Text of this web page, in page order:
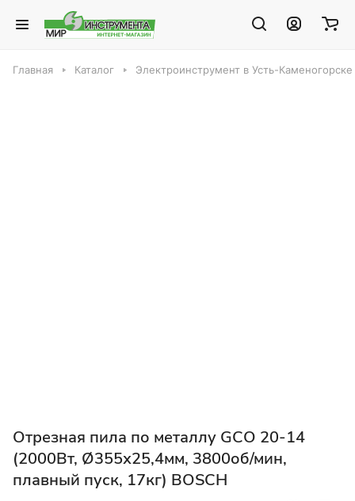
Главная Каталог Электроинструмент в Усть-Каменогорске
Отрезная пила по металлу GCO 20-14
(2000Вт, Ø355х25,4мм, 3800об/мин,
плавный пуск, 17кг) BOSCH